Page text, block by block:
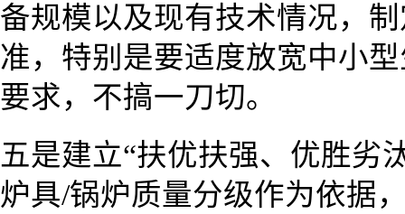
备规模以及现有技术情况，
准，特别是要适度放宽中小
要求，不搞一刀切。
五是建立“扶优扶强、优胜劣
炉具/锅炉质量分级作为依据